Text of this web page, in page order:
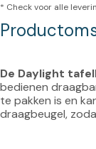
* Check voor alle
De Daylight
bedienen
te pakken is en
draagbeugel,